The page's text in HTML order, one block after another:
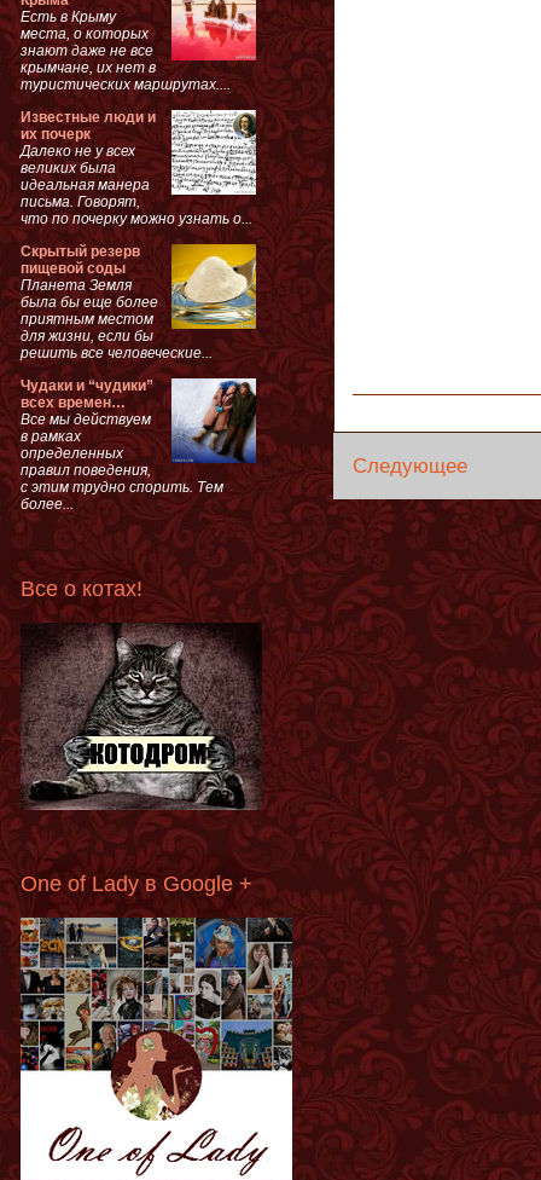
Следующее
Есть в Крыму
места, о которых
знают даже не все
крымчане, их нет в
туристических маршрутах....
Известные люди и
их почерк
Далеко не у всех
великих была
идеальная манера
письма. Говорят,
что по почерку можно узнать о...
Скрытый резерв
пищевой соды
Планета Земля
была бы еще более
приятным местом
для жизни, если бы
решить все человеческие...
Чудаки и “чудики”
всех времен…
Все мы действуем
в рамках
определенных
правил поведения,
с этим трудно спорить. Тем
более...
Все о котах!
One of Lady в Google +